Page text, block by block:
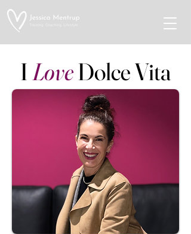
ILoveDolce Vita